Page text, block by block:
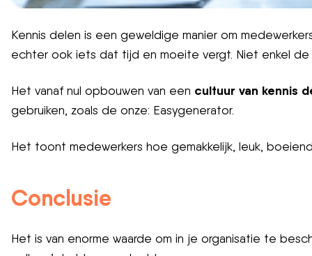
Kennis delen is een geweldige manier om
echter ook iets dat tijd en moeite vergt. Niet enkel de
Het vanaf nul opbouwen van een cultuur van kennis
gebruiken, zoals de onze: Easygenerator.
Het toont medewerkers hoe gemakkelijk, leuk,
Conclusie
Het is van enorme waarde om in je organisatie te